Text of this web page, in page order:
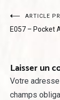
de
ARTICLE
E057 – Pocket
Laisser un
Votre
champs